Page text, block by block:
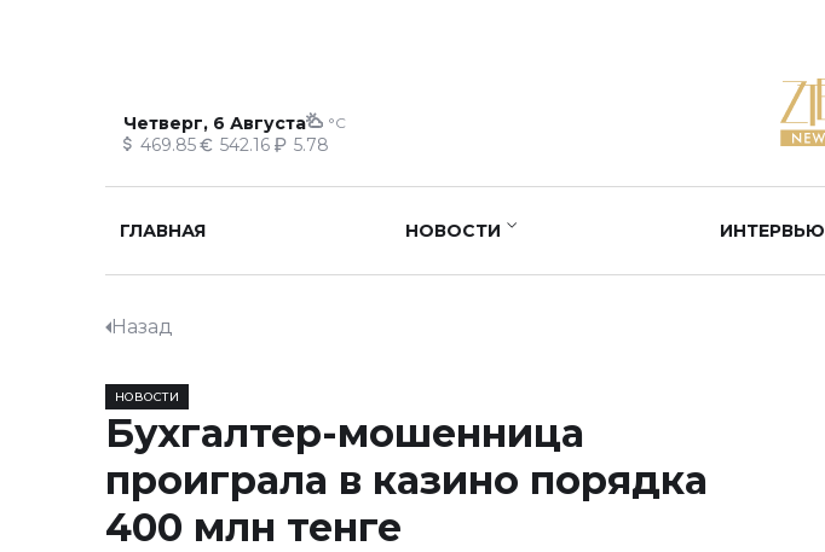
Четверг, 6 Августа °C
469.85 542.16 5.78
ГЛАВНАЯ НОВОСТИ ИНТЕРВЬЮ
Назад
НОВОСТИ
Бухгалтер-мошенница
проиграла в казино порядка
400 млн тенге